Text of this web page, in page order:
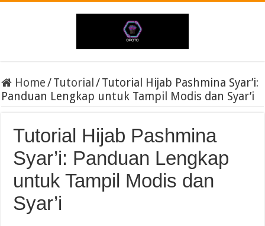
Home/Tutorial /Tutorial Hijab Pashmina Syar’i:
Panduan Lengkap untuk Tampil Modis dan Syar’i
Tutorial Hijab Pashmina
Syar’i: Panduan Lengkap
untuk Tampil Modis dan
Syar’i